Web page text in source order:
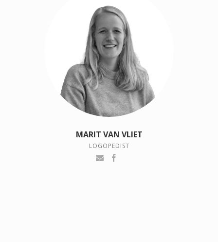
MARIT VAN VLIET
LOGOPEDIST